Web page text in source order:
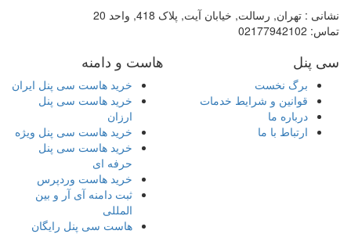
نشانی : تهران, رسالت, خیابان آیت, پلاک 418, واحد 20
تماس:
سی پنل
برگ نخست
قوانین و شرایط خدمات
درباره ما
ارتباط با ما
هاست و دامنه
خرید هاست سی پنل ایران
خرید هاست سی پنل
ارزان
خرید هاست سی پنل ویژه
خرید هاست سی پنل
حرفه ای
خرید هاست وردپرس
ثبت دامنه آی آر و بین
المللی
هاست سی پنل رایگان